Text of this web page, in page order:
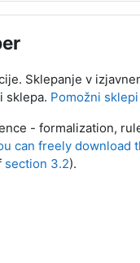
Sklepanje v
sklepa. Pomožni sklepi
- formalization,
can freely download
section 3.2).